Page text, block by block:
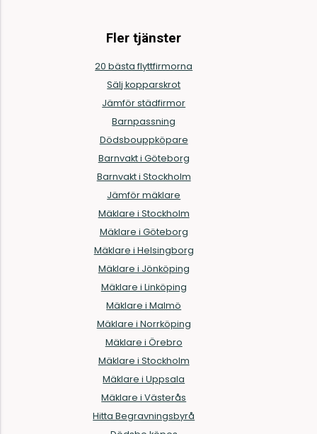
Fler tjänster
20 bästa flyttfirmorna
Sälj kopparskrot
Jämför städfirmor
Barnpassning
Dödsbouppköpare
Barnvakt i Göteborg
Barnvakt i Stockholm
Jämför mäklare
Mäklare i Stockholm
Mäklare i Göteborg
Mäklare i Helsingborg
Mäklare i Jönköping
Mäklare i Linköping
Mäklare i Malmö
Mäklare i Norrköping
Mäklare i Örebro
Mäklare i Stockholm
Mäklare i Uppsala
Mäklare i Västerås
Hitta Begravningsbyrå